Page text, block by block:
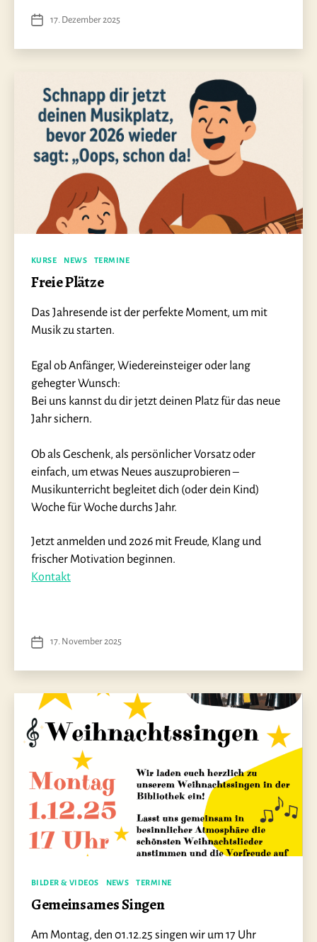
Veröffentlichungsdatum
17. Dezember 2025
Kategorien
KURSE NEWS TERMINE
Freie Plätze
Das Jahresende ist der perfekte Moment, um mit
Musik zu starten.
Egal ob Anfänger, Wiedereinsteiger oder lang
gehegter Wunsch:
Bei uns kannst du dir jetzt deinen Platz für das neue
Jahr sichern.
Ob als Geschenk, als persönlicher Vorsatz oder
einfach, um etwas Neues auszuprobieren –
Musikunterricht begleitet dich (oder dein Kind)
Woche für Woche durchs Jahr.
Jetzt anmelden und 2026 mit Freude, Klang und
frischer Motivation beginnen.
Kontakt
Veröffentlichungsdatum
17. November 2025
Kategorien
BILDER & VIDEOS NEWS TERMINE
Gemeinsames Singen
Am Montag, den 01.12.25 singen wir um 17 Uhr